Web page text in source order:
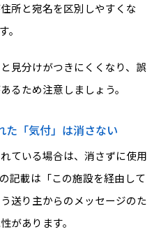
所と宛名を区別しやすくな
。
見分けがつきにくくなり、誤
るため注意しましょう。
た「気付」は消さない
ている場合は、消さずに使用
記載は「この施設を経由して
送り主からのメッセージのた
があります。